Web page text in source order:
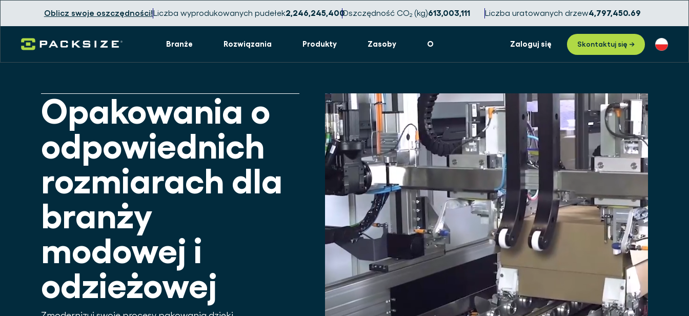
Oblicz swoje oszczędności!Liczba wyprodukowanych pudełek2,246,245,409Oszczędność CO₂ (kg)613,003,114 Liczba uratowanych drzew4,797,450.72
Branże Rozwiązania Produkty Zasoby O Zaloguj się Skontaktuj się →
Opakowania o
odpowiednich
rozmiarach dla
branży
modowej i
odzieżowej